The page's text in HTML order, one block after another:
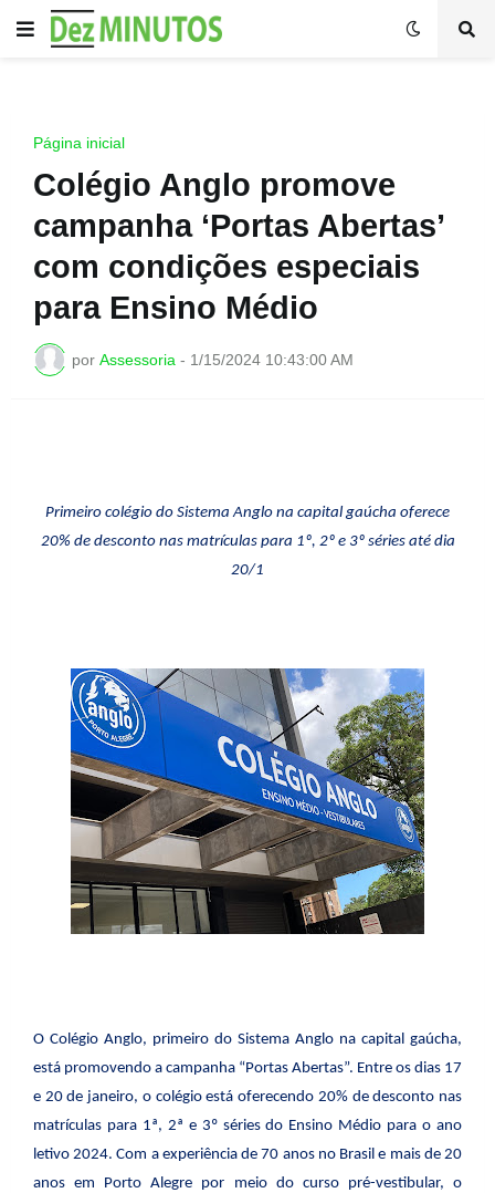
Página inicial
Colégio Anglo promove
campanha ‘Portas Abertas’
com condições especiais
para Ensino Médio
por Assessoria - 1/15/2024 10:43:00 AM
Primeiro colégio do Sistema Anglo na capital gaúcha oferece
20% de desconto nas matrículas para 1º, 2º e 3º séries até dia
20/1
O Colégio Anglo, primeiro do Sistema Anglo na capital gaúcha,
está promovendo a campanha “Portas Abertas”. Entre os dias 17
e 20 de janeiro, o colégio está oferecendo 20% de desconto nas
matrículas para 1ª, 2ª e 3º séries do Ensino Médio para o ano
letivo 2024. Com a experiência de 70 anos no Brasil e mais de 20
anos em Porto Alegre por meio do curso pré-vestibular, o